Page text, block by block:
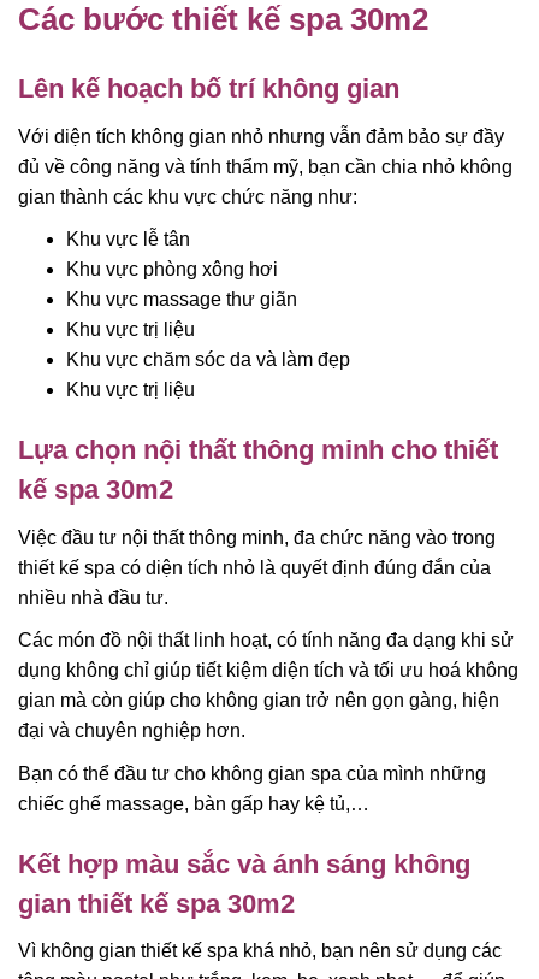
Các bước thiết kế spa 30m2
Lên kế hoạch bố trí không gian
Với diện tích không gian nhỏ nhưng vẫn đảm bảo sự đầy
đủ về công năng và tính thẩm mỹ, bạn cần chia nhỏ không
gian thành các khu vực chức năng như:
Khu vực lễ tân
Khu vực phòng xông hơi
Khu vực massage thư giãn
Khu vực trị liệu
Khu vực chăm sóc da và làm đẹp
Khu vực trị liệu
Lựa chọn nội thất thông minh cho thiết
kế spa 30m2
Việc đầu tư nội thất thông minh, đa chức năng vào trong
thiết kế spa có diện tích nhỏ là quyết định đúng đắn của
nhiều nhà đầu tư.
Các món đồ nội thất linh hoạt, có tính năng đa dạng khi sử
dụng không chỉ giúp tiết kiệm diện tích và tối ưu hoá không
gian mà còn giúp cho không gian trở nên gọn gàng, hiện
đại và chuyên nghiệp hơn.
Bạn có thể đầu tư cho không gian spa của mình những
chiếc ghế massage, bàn gấp hay kệ tủ,…
Kết hợp màu sắc và ánh sáng không
gian thiết kế spa 30m2
Vì không gian thiết kế spa khá nhỏ, bạn nên sử dụng các